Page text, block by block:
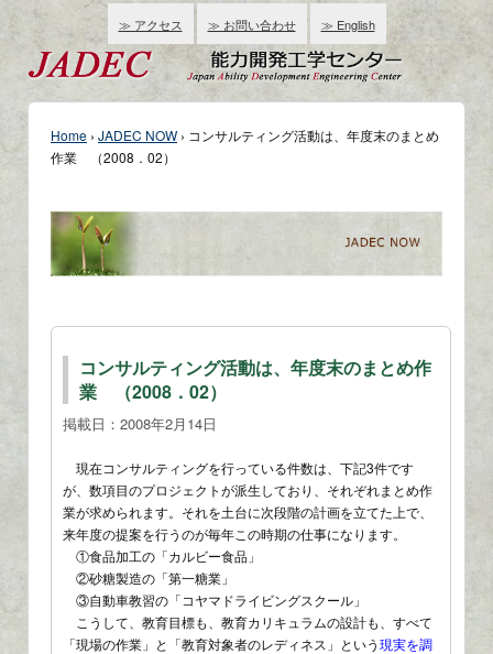
≫ アクセス ≫ お問い合わせ ≫ English
Home › JADEC NOW › コンサルティング活動は、年度末のまとめ
作業 （2008．02）
コンサルティング活動は、年度末のまとめ作
業 （2008．02）
掲載日： 2008年2月14日
現在コンサルティングを行っている件数は、下記3件です
が、数項目のプロジェクトが派生しており、それぞれまとめ作
業が求められます。それを土台に次段階の計画を立てた上で、
来年度の提案を行うのが毎年この時期の仕事になります。
①食品加工の「カルビー食品」
②砂糖製造の「第一糖業」
③自動車教習の「コヤマドライビングスクール」
こうして、教育目標も、教育カリキュラムの設計も、すべて
「現場の作業」と「教育対象者のレディネス」という現実を調